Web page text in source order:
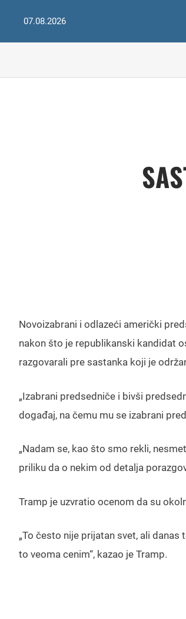
07.08.2026
Novoizabrani i odlazeći američki
nakon što je republikanski kandidat
razgovarali pre sastanka koji je
„Izabrani predsedniče i bivši
događaj, na čemu mu se izabrani
„Nadam se, kao što smo rekli,
priliku da o nekim od detalja
Tramp je uzvratio ocenom da su
„To često nije prijatan svet, ali
to veoma cenim“, kazao je Tramp.